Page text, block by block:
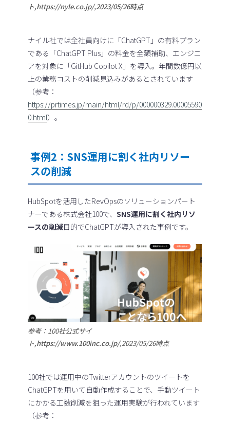
ト,https://nyle.co.jp/,2023/05/26時点
ナイル社では全社員向けに「ChatGPT」の有料プラン
である「ChatGPT Plus」の料金を全額補助、エンジニ
アを対象に「GitHub Copilot X」を導入。年間数億円以
上の業務コストの削減見込みがあるとされています
（参考：
https://prtimes.jp/main/html/rd/p/000000329.00005590
0.html）。
事例2：SNS運用に割く社内リソー
スの削減
HubSpotを活用したRevOpsのソリューションパート
ナーである株式会社100で、SNS運用に割く社内リソ
ースの削減目的でChatGPTが導入された事例です。
参考：100社公式サイ
ト,https://www.100inc.co.jp/,2023/05/26時点
100社では運用中のTwitterアカウントのツイートを
ChatGPTを用いて自動作成することで、手動ツイート
にかかる工数削減を狙った運用実験が行われています
（参考：